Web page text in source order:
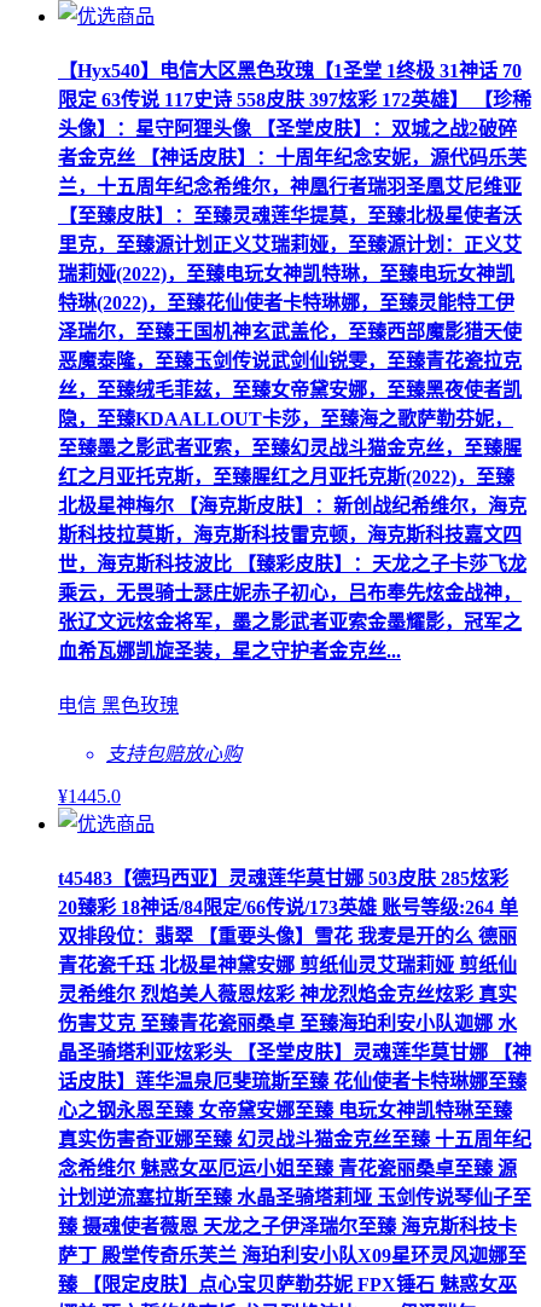
【Hyx540】电信大区黑色玫瑰【1圣堂 1终极 31神话 70
限定 63传说 117史诗 558皮肤 397炫彩 172英雄】 【珍稀
头像】：星守阿狸头像 【圣堂皮肤】：双城之战2破碎
者金克丝 【神话皮肤】：十周年纪念安妮，源代码乐芙
兰，十五周年纪念希维尔，神凰行者瑞羽圣凰艾尼维亚
【至臻皮肤】：至臻灵魂莲华提莫，至臻北极星使者沃
里克，至臻源计划正义艾瑞莉娅，至臻源计划：正义艾
瑞莉娅(2022)，至臻电玩女神凯特琳，至臻电玩女神凯
特琳(2022)，至臻花仙使者卡特琳娜，至臻灵能特工伊
泽瑞尔，至臻王国机神玄武盖伦，至臻西部魔影猎天使
恶魔泰隆，至臻玉剑传说武剑仙锐雯，至臻青花瓷拉克
丝，至臻绒毛菲兹，至臻女帝黛安娜，至臻黑夜使者凯
隐，至臻KDAALLOUT卡莎，至臻海之歌萨勒芬妮，
至臻墨之影武者亚索，至臻幻灵战斗猫金克丝，至臻腥
红之月亚托克斯，至臻腥红之月亚托克斯(2022)，至臻
北极星神梅尔 【海克斯皮肤】：新创战纪希维尔，海克
斯科技拉莫斯，海克斯科技雷克顿，海克斯科技嘉文四
世，海克斯科技波比 【臻彩皮肤】：天龙之子卡莎飞龙
乘云，无畏骑士瑟庄妮赤子初心，吕布奉先炫金战神，
张辽文远炫金将军，墨之影武者亚索金墨耀影，冠军之
血希瓦娜凯旋圣装，星之守护者金克丝...
电信 黑色玫瑰
支持包赔放心购
¥1445.0
t45483【德玛西亚】灵魂莲华莫甘娜 503皮肤 285炫彩
20臻彩 18神话/84限定/66传说/173英雄 账号等级:264 单
双排段位：翡翠 【重要头像】雪花 我麦是开的么 德丽
青花瓷千珏 北极星神黛安娜 剪纸仙灵艾瑞莉娅 剪纸仙
灵希维尔 烈焰美人薇恩炫彩 神龙烈焰金克丝炫彩 真实
伤害艾克 至臻青花瓷丽桑卓 至臻海珀利安小队迦娜 水
晶圣骑塔利亚炫彩头 【圣堂皮肤】灵魂莲华莫甘娜 【神
话皮肤】莲华温泉厄斐琉斯至臻 花仙使者卡特琳娜至臻
心之钢永恩至臻 女帝黛安娜至臻 电玩女神凯特琳至臻
真实伤害奇亚娜至臻 幻灵战斗猫金克丝至臻 十五周年纪
念希维尔 魅惑女巫厄运小姐至臻 青花瓷丽桑卓至臻 源
计划逆流塞拉斯至臻 水晶圣骑塔莉垭 玉剑传说琴仙子至
臻 摄魂使者薇恩 天龙之子伊泽瑞尔至臻 海克斯科技卡
萨丁 殿堂传奇乐芙兰 海珀利安小队X09星环灵风迦娜至
臻 【限定皮肤】点心宝贝萨勒芬妮 FPX锤石 魅惑女巫